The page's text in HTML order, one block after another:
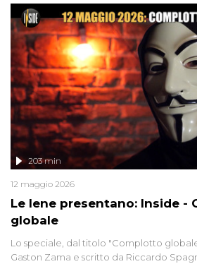
Le Iene presentano: Inside -
globale
203 min
12 maggio 2026
Lo speciale, dal titolo "Complotto
Gaston Zama e scritto da Riccardo